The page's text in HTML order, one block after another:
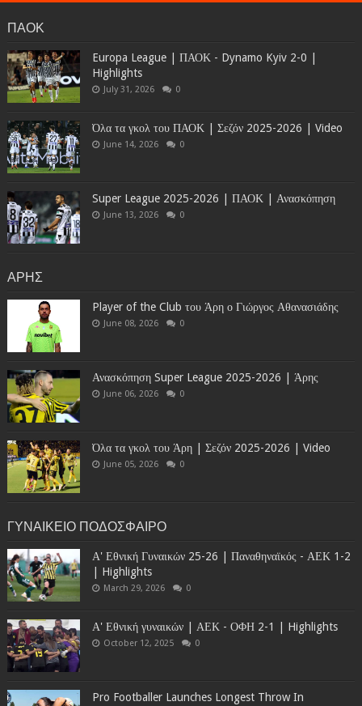
ΠΑΟΚ
Europa League | ΠΑΟΚ - Dynamo Kyiv 2-0 |
Highlights
July 31, 2026 0
Όλα τα γκολ του ΠΑΟΚ | Σεζόν 2025-2026 | Video
June 14, 2026 0
Super League 2025-2026 | ΠΑΟΚ | Ανασκόπηση
June 13, 2026 0
ΑΡΗΣ
Player of the Club του Άρη ο Γιώργος Αθανασιάδης
June 08, 2026 0
Ανασκόπηση Super League 2025-2026 | Άρης
June 06, 2026 0
Όλα τα γκολ του Άρη | Σεζόν 2025-2026 | Video
June 05, 2026 0
ΓΥΝΑΙΚΕΙΟ ΠΟΔΟΣΦΑΙΡΟ
Α' Εθνική Γυναικών 25-26 | Παναθηναϊκός - ΑΕΚ 1-2
| Highlights
March 29, 2026 0
Α' Εθνική γυναικών | ΑΕΚ - ΟΦΗ 2-1 | Highlights
October 12, 2025 0
Pro Footballer Launches Longest Throw In